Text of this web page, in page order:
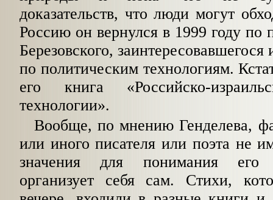
доказательств, что люди могут
Россию он вернулся в 1999 году по
Березовского,
по политическим технологиям.
его книга «Российско-
технологии».
Вообще, по мнению Генделева,
или иного писателя или поэта не
значения для понимания его
организует себя сам. Стихи,